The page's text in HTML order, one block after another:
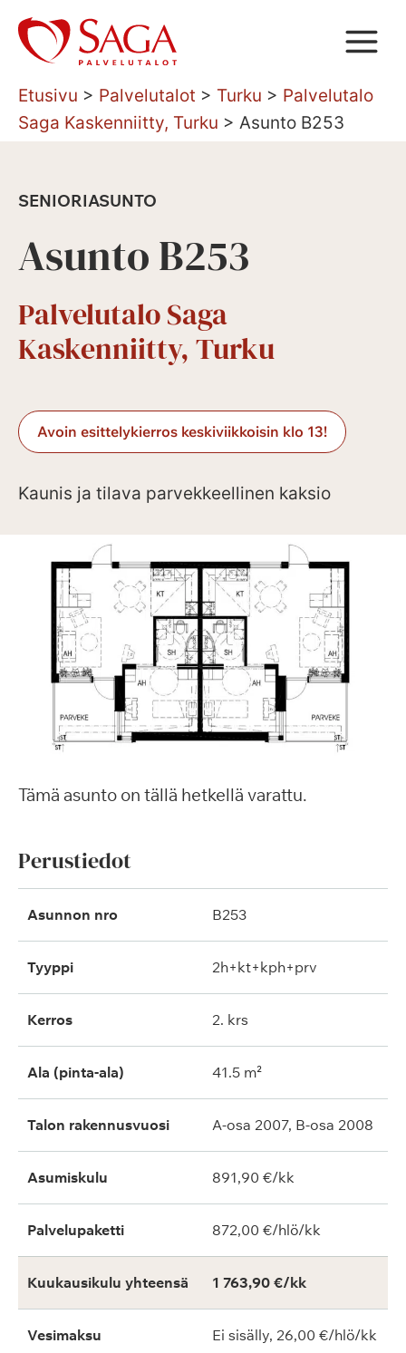
Siirry
sisältöön
Etusivu > Palvelutalot > Turku > Palvelutalo
Saga Kaskenniitty, Turku > Asunto B253
SENIORIASUNTO
Asunto B253
Palvelutalo Saga
Kaskenniitty, Turku
Avoin esittelykierros keskiviikkoisin klo 13!
Kaunis ja tilava parvekkeellinen kaksio
Tämä asunto on tällä hetkellä varattu.
Perustiedot
Asunnon nro B253
Tyyppi 2h+kt+kph+prv
Kerros 2. krs
Ala (pinta-ala) 41.5 m²
Talon rakennusvuosi A-osa 2007, B-osa 2008
Asumiskulu 891,90 €/kk
Palvelupaketti 872,00 €/hlö/kk
Kuukausikulu yhteensä 1 763,90 €/kk
Vesimaksu Ei sisälly, 26,00 €/hlö/kk